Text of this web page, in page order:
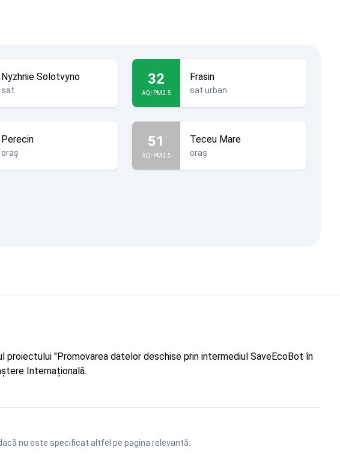
Nyzhnie Solotvyno
sat
32
AQI PM2.5
Frasin
sat urban
Perecin
oraș
51
AQI PM2.5
Teceu Mare
oraș
"Promovarea datelor deschise prin intermediul SaveEcoBot în
Internațională.
nu este specificat altfel pe pagina relevantă.